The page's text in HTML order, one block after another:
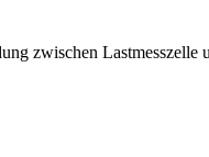
zwischen Lastmesszelle